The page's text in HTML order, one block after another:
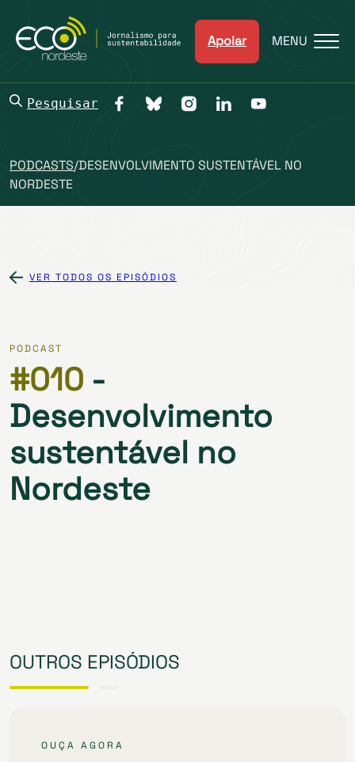
Apoiar MENU
Pesquisar
PODCASTS/DESENVOLVIMENTO SUSTENTÁVEL NO
NORDESTE
VER TODOS OS EPISÓDIOS
PODCAST
#010 -
Desenvolvimento
sustentável no
Nordeste
OUTROS EPISÓDIOS
OUÇA AGORA